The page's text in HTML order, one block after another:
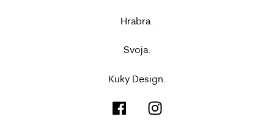
Hrabra.
Svoja.
Kuky Design.